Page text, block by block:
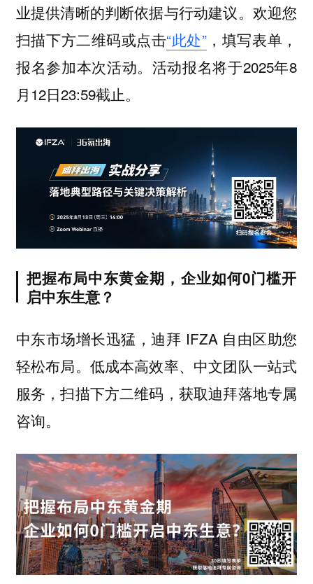
业提供清晰的判断依据与行动建议。 欢迎您
扫描下方二维码或点击“此处”，填写表单，
报名参加本次活动。 活动报名将于2025年8
月12日23:59截止。
把握布局中东黄金期，企业如何0门槛开
启中东生意？
中东市场增长迅猛，迪拜 IFZA 自由区助您
轻松布局。低成本高效率、中文团队一站式
服务，扫描下方二维码，获取迪拜落地专属
咨询。